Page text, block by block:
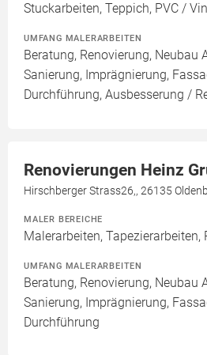
Stuckarbeiten, Teppich, PVC /
UMFANG MALERARBEITEN
Beratung, Renovierung, Neubau
Sanierung, Imprägnierung,
Durchführung, Ausbesserung /
Renovierungen Heinz
Hirschberger Strass26,, 26135
MALER BEREICHE
Malerarbeiten, Tapezierarbeiten,
UMFANG MALERARBEITEN
Beratung, Renovierung, Neubau
Sanierung, Imprägnierung,
Durchführung